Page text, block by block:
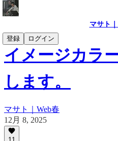
マサト
登録
ログイン
イメージカラ
します。
マサト｜Web春
12月 8, 2025